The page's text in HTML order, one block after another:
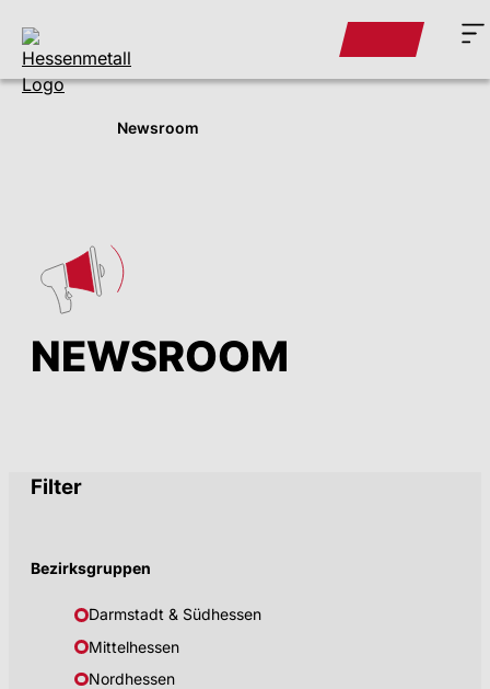
NEWSROOM
Filter
Bezirksgruppen
Darmstadt & Südhessen
Mittelhessen
Nordhessen
Newsroom